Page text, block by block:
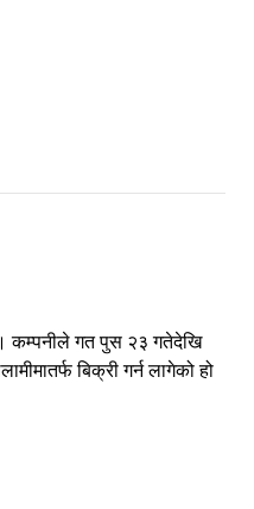
। कम्पनीले गत पुस २३ गतेदेखि
बिक्री गर्न लागेको हो